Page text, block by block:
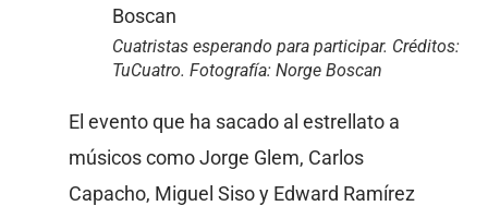
Cuatristas esperando para participar. Créditos:
TuCuatro. Fotografía: Norge Boscan
El evento que ha sacado al estrellato a
músicos como Jorge Glem, Carlos
Capacho, Miguel Siso y Edward Ramírez